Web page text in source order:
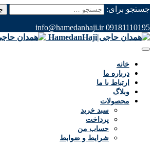
جستجو برای:
09181110195
info@hamedanhaji.ir
خانه
درباره ما
ارتباط با ما
وبلاگ
محصولات
سبد خرید
پرداخت
حساب من
شرایط و ضوابط